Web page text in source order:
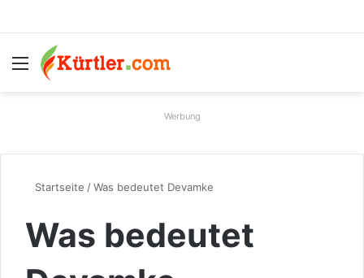
Menü
Werbung
Startseite /Was bedeutet Devamke
Was bedeutet